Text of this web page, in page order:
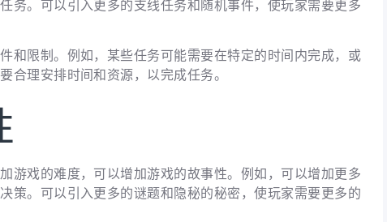
务。可以引入更多的支线任务和随机事件，使玩家需要更多
和限制。例如，某些任务可能需要在特定的时间内完成，或
合理安排时间和资源，以完成任务。
游戏的难度，可以增加游戏的故事性。例如，可以增加更多
策。可以引入更多的谜题和隐秘的秘密，使玩家需要更多的